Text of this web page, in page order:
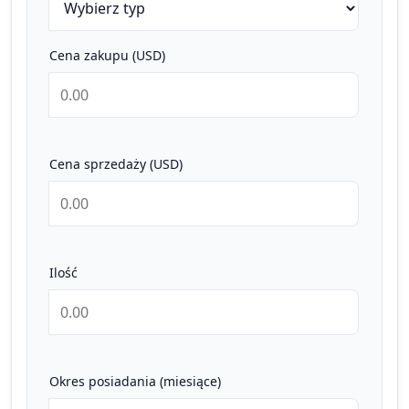
Cena zakupu (USD)
Cena sprzedaży (USD)
Ilość
Okres posiadania (miesiące)